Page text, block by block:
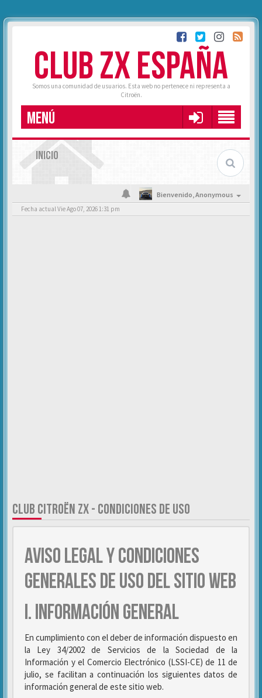
CLUB ZX ESPAÑA
Somos una comunidad de usuarios. Esta web no pertenece ni representa a
Citroën.
MENÚ
INICIO
Bienvenido,Anonymous
Fecha actual Vie Ago 07, 2026 1:31 pm
CLUB CITROËN ZX - CONDICIONES DE USO
AVISO LEGAL Y CONDICIONES
GENERALES DE USO DEL SITIO WEB
I. INFORMACIÓN GENERAL
En cumplimiento con el deber de información dispuesto en
la Ley 34/2002 de Servicios de la Sociedad de la
Información y el Comercio Electrónico (LSSI-CE) de 11 de
julio, se facilitan a continuación los siguientes datos de
información general de este sitio web.